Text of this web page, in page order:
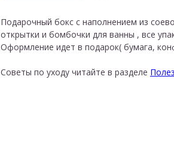
Подарочный бокс с наполнением из
открытки и бомбочки для ванны , все
Оформление идет в подарок( бумага,
Советы по уходу читайте в разделе